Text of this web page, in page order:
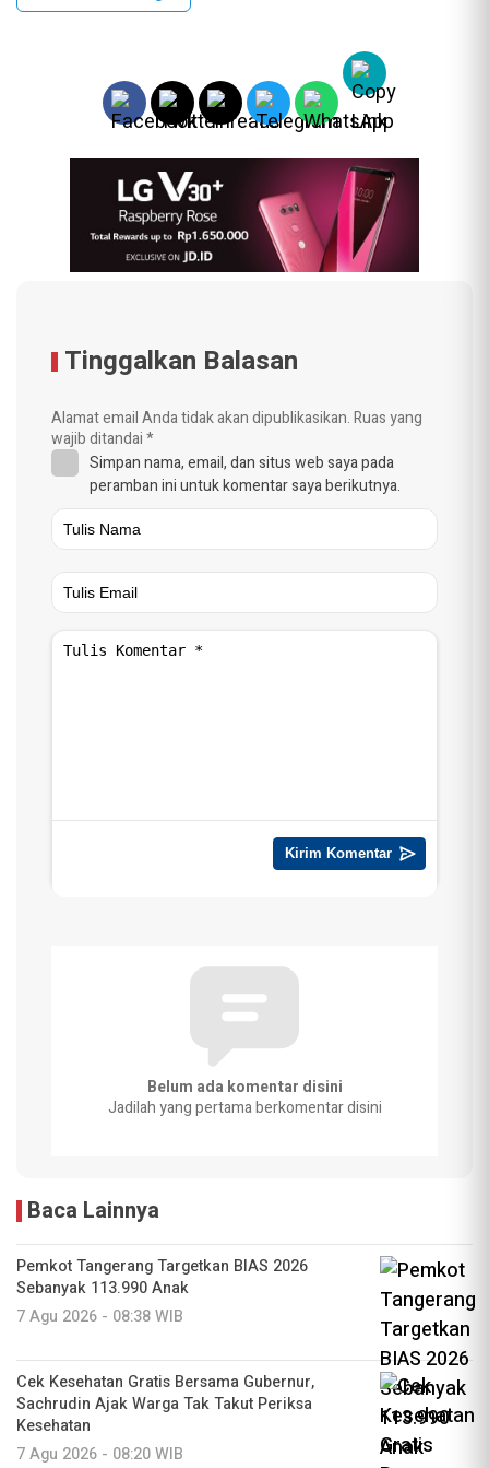
Tinggalkan Balasan
Alamat email Anda tidak akan dipublikasikan.Ruas yang
wajib ditandai*
Simpan nama, email, dan situs web saya pada
peramban ini untuk komentar saya berikutnya.
Belum ada komentar disini
Jadilah yang pertama berkomentar disini
Baca Lainnya
Pemkot Tangerang Targetkan BIAS 2026
Sebanyak 113.990 Anak
7 Agu 2026 - 08:38 WIB
Cek Kesehatan Gratis Bersama Gubernur,
Sachrudin Ajak Warga Tak Takut Periksa
Kesehatan
7 Agu 2026 - 08:20 WIB